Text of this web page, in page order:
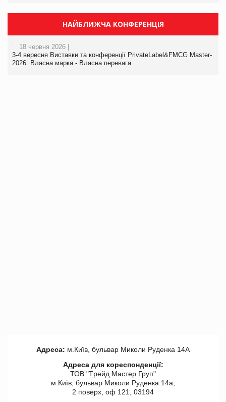
НАЙБЛИЖЧА КОНФЕРЕНЦІЯ
18 червня 2026 |
3-4 вересня Виставки та конференції PrivateLabel&FMCG Master-
2026: Власна марка - Власна перевага
Адреса: м.Київ, бульвар Миколи Руденка 14А
Адреса для кореспонденції:
ТОВ "Tрейд Мастер Груп"
м.Київ, бульвар Миколи Руденка 14а,
2 поверх, оф 121, 03194